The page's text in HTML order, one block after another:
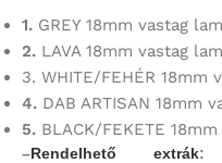
1. GREY 18mm vastag
2. LAVA 18mm vastag
3. WHITE/FEHÉR
4. DAB ARTISAN 18mm
5. BLACK/FEKETE
–Rendelhető extrák: